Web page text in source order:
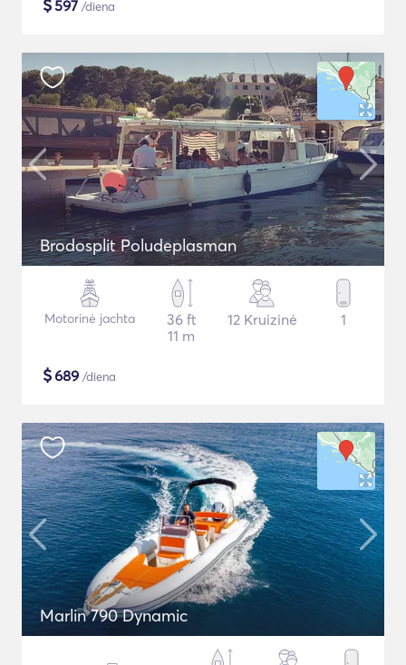
$597 /diena
Brodosplit Poludeplasman
Motorinė jachta
36 ft
11 m
12 Kruizinė 1
$689 /diena
Marlin 790 Dynamic